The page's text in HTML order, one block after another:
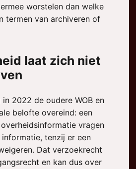
worstelen dan welke
termen van archiveren of
laat zich niet
2022 de oudere WOB en
belofte overeind: een
vragen
tenzij er een
Dat verzoekrecht
en kan dus over